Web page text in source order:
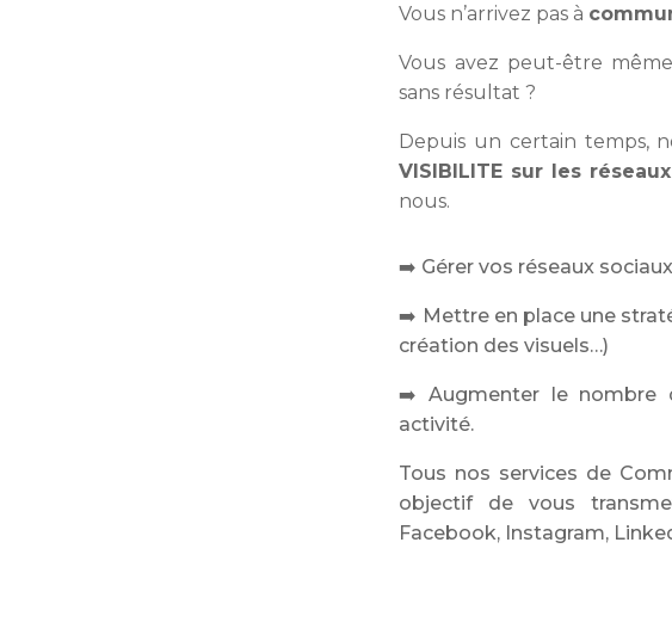
Vous n’arrivez pas à
Vous avez peut-être
sans résultat ?
Depuis un certain temps,
VISIBILITE sur les
nous.
➡️ Gérer vos réseaux sociaux
➡️ Mettre en place une
création des visuels…)
➡️ Augmenter le nombre
activité.
Tous nos services de
objectif de vous
Facebook, Instagram,